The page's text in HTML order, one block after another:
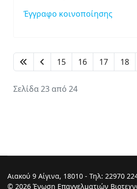
Έγγραφο κοινοποίησης
15 16 17 18
Σελίδα 23 από 24
Αιακού 9 Αίγινα, 18010 - Τηλ: 22970
© 2026 Ένωση Επαγγελματιών